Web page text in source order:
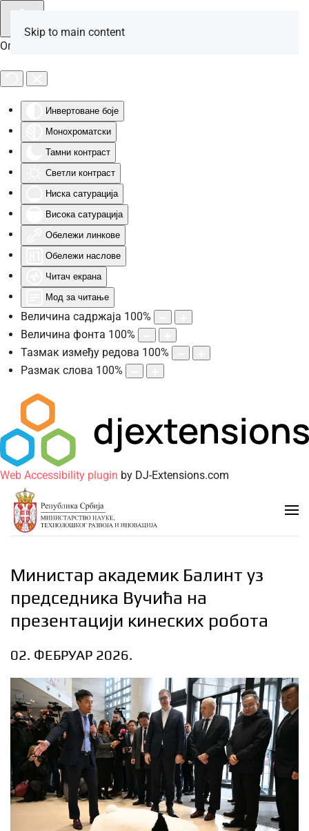
Опције за особе са инвалидитетом
Инвертоване боје
Монохроматски
Тамни контраст
Светли контраст
Ниска сатурација
Висока сатурација
Обележи линкове
Обележи наслове
Читач екрана
Мод за читање
Величина садржаја 100%
Величина фонта 100%
Тазмак између редова 100%
Размак слова 100%
Web Accessibility plugin by DJ-Extensions.com
Skip to main content
Министар академик Балинт уз
председника Вучића на
презентацији кинеских робота
02. ФЕБРУАР 2026.